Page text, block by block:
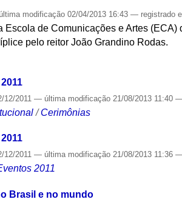
última modificação 02/04/2013 16:43— registrado
Escola de Comunicações e Artes (ECA)
pelo reitor João Grandino Rodas.
12/2011— última modificação 21/08/2013 11:40—
/Cerimônias
12/2011— última modificação 21/08/2013 11:36—
2011
Brasil e no mundo